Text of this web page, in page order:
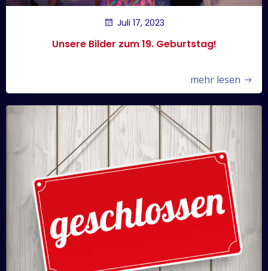
Juli 17, 2023
Unsere Bilder zum 19. Geburtstag!
mehr lesen